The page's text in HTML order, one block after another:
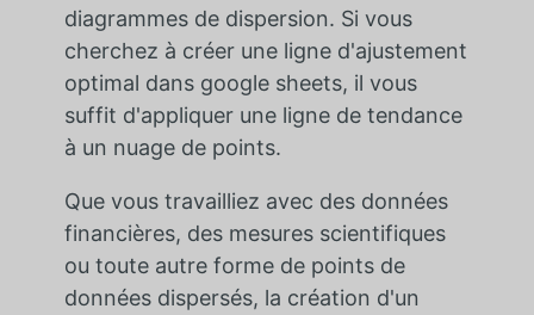
diagrammes de dispersion. Si vous
cherchez à créer une ligne d'ajustement
optimal dans google sheets, il vous
suffit d'appliquer une ligne de tendance
à un nuage de points.
Que vous travailliez avec des données
financières, des mesures scientifiques
ou toute autre forme de points de
données dispersés, la création d'un